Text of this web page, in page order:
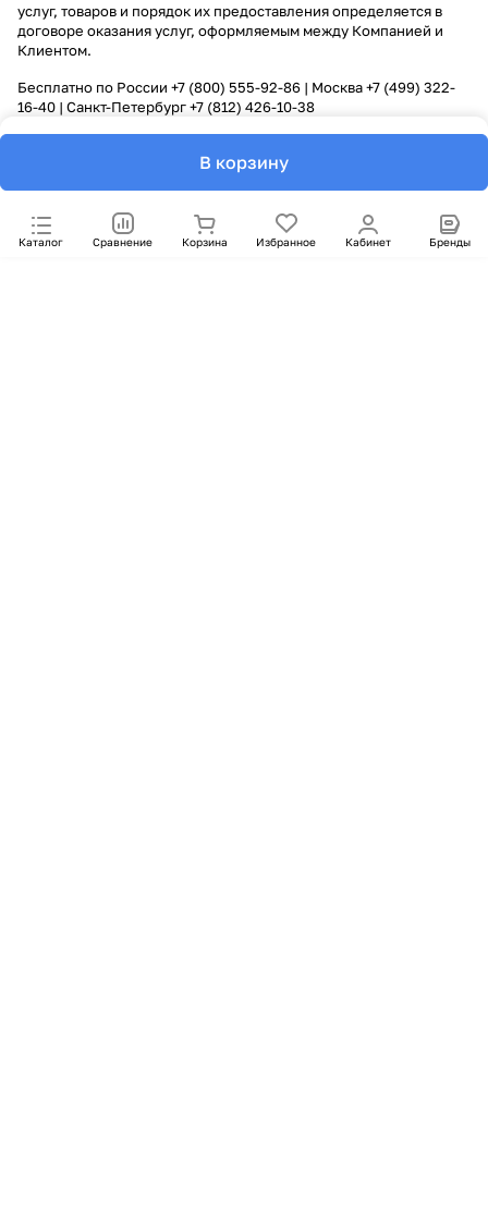
В корзину
Каталог Сравнение Корзина Избранное Кабинет Бренды
услуг, товаров и порядок их предоставления определяется в
договоре оказания услуг, оформляемым между Компанией и
Клиентом.
Бесплатно по России +7 (800) 555-92-86 | Москва+7 (499) 322-
16-40 | Санкт-Петербург+7 (812) 426-10-38